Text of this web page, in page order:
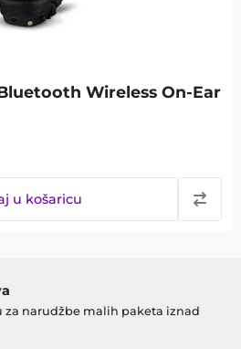
Wireless On-Ear
u košaricu
za narudžbe malih paketa iznad